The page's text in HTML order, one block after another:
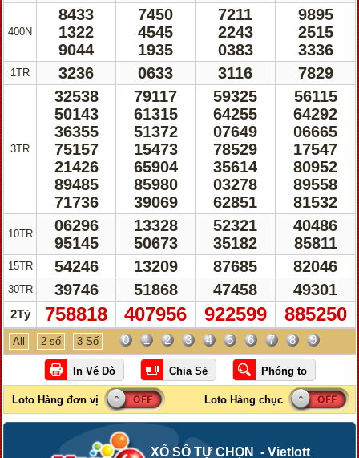
400N
1TR
3TR
10TR
15TR
30TR
2Tỷ
8433
1322
9044
3236
32538
50143
36355
75157
21426
89485
71736
06296
95145
54246
39746
758818
7450
4545
1935
0633
79117
61315
51372
15473
65904
85980
39069
13328
50673
13209
51868
407956
7211
2243
0383
3116
59325
64255
07649
78529
35614
03278
62851
52321
35182
87685
47458
922599
9895
2515
3336
7829
56115
64292
06665
17547
80952
89558
81532
40486
85811
82046
49301
885250
All 2 số 3 Số 0 1 2 3 4 5 6 7 8 9
XỔ SỐ TỰ CHỌN - Vietlott